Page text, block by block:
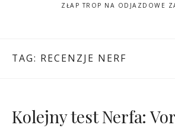
ZŁAP TROP NA ODJAZDOWE
TAG: RECENZJE NERF
Kolejny test Nerfa: